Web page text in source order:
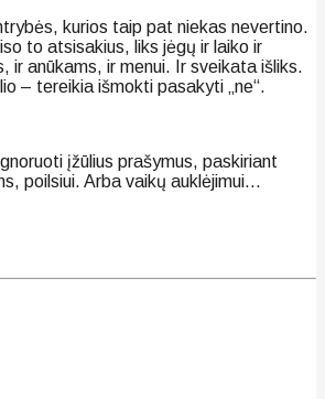
kurios taip pat niekas nevertino.
to atsisakius, liks jėgų ir laiko ir
ir anūkams, ir menui. Ir sveikata išliks.
– tereikia išmokti pasakyti „ne“.
įžūlius prašymus, paskiriant
poilsiui. Arba vaikų auklėjimui…